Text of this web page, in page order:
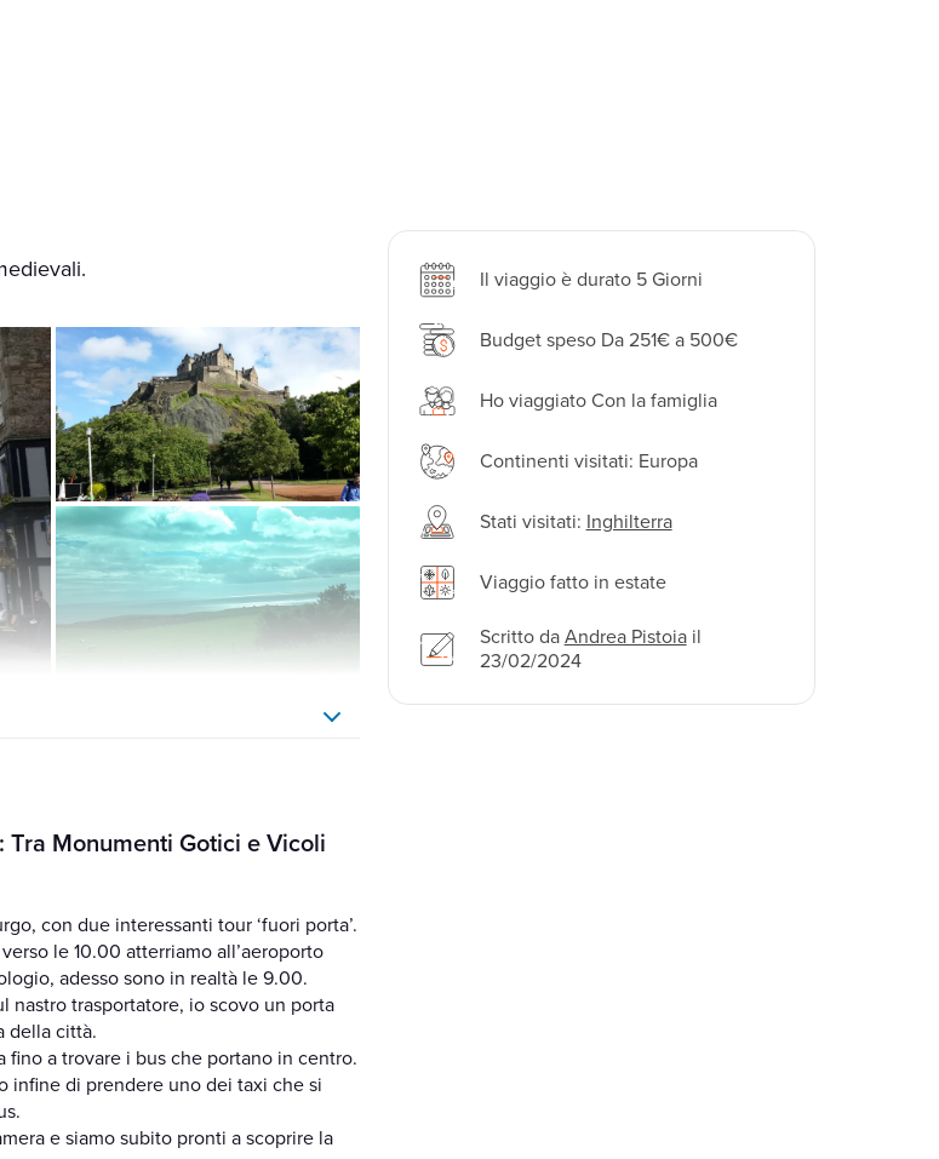
Monumenti Gotici e Vicoli
con due interessanti tour ‘fuori porta’.
le 10.00 atterriamo all’aeroporto
adesso sono in realtà le 9.00.
nastro trasportatore, io scovo un porta
della città.
fino a trovare i bus che portano in centro.
infine di prendere uno dei taxi che si
e siamo subito pronti a scoprire la
Il viaggio è durato 5 Giorni
Budget speso Da 251€ a 500€
Ho viaggiato Con la famiglia
Continenti visitati: Europa
Stati visitati: Inghilterra
Viaggio fatto in estate
Scritto da Andrea Pistoiail
23/02/2024